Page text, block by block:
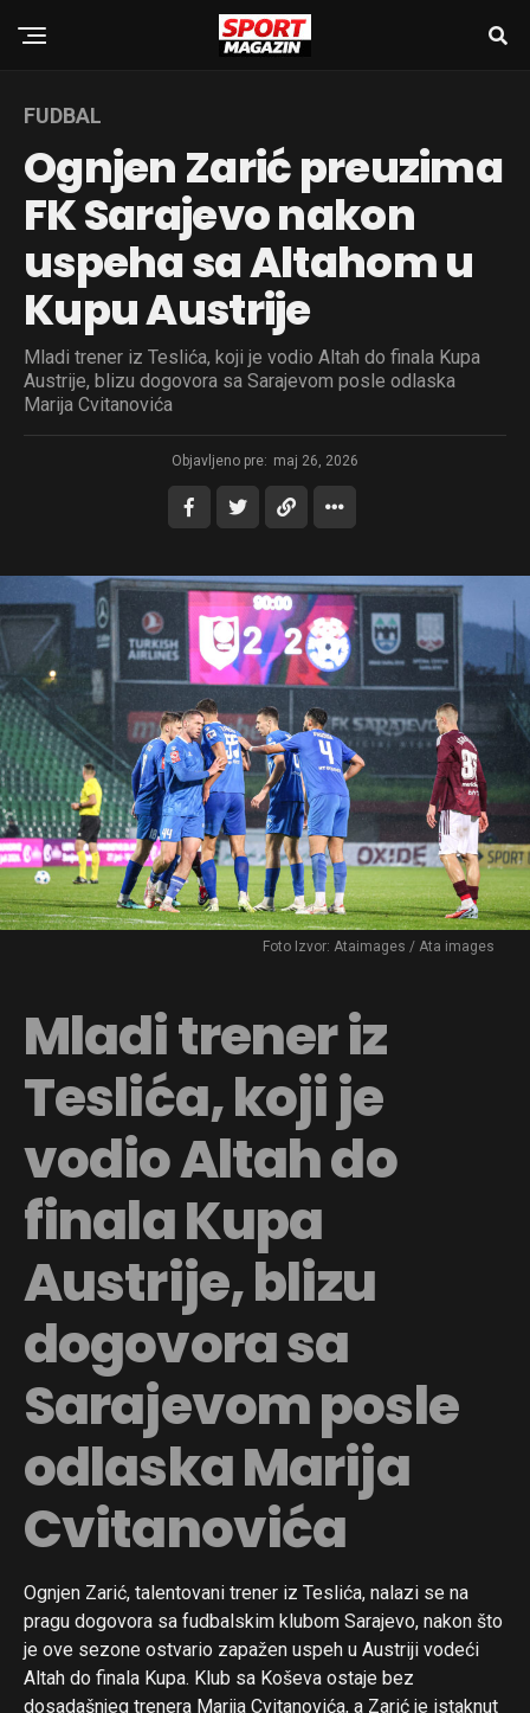
FUDBAL
Ognjen Zarić preuzima
FK Sarajevo nakon
uspeha sa Altahom u
Kupu Austrije
Mladi trener iz Teslića, koji je vodio Altah do finala Kupa
Austrije, blizu dogovora sa Sarajevom posle odlaska
Marija Cvitanovića
Objavljeno pre: maj 26, 2026
Foto Izvor: Ataimages / Ata images
Mladi trener iz
Teslića, koji je
vodio Altah do
finala Kupa
Austrije, blizu
dogovora sa
Sarajevom posle
odlaska Marija
Cvitanovića
Ognjen Zarić, talentovani trener iz Teslića, nalazi se na
pragu dogovora sa fudbalskim klubom Sarajevo, nakon što
je ove sezone ostvario zapažen uspeh u Austriji vodeći
Altah do finala Kupa. Klub sa Koševa ostaje bez
dosadašnjeg trenera Marija Cvitanovića, a Zarić je istaknut